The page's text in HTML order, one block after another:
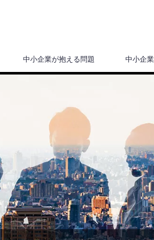
中小企業が抱える問題 中小企